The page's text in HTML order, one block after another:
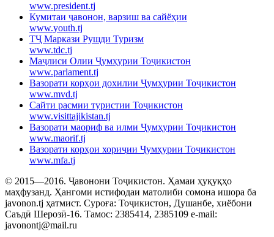
www.president.tj
Кумитаи ҷавонон, варзиш ва сайёҳии
www.youth.tj
ТҶ Маркази Рушди Туризм
www.tdc.tj
Маҷлиси Олии Ҷумҳурии Тоҷикистон
www.parlament.tj
Вазорати корҳои дохилии Ҷумҳурии Тоҷикистон
www.mvd.tj
Сайти расмии туристии Тоҷикистон
www.visittajikistan.tj
Вазорати маориф ва илми Ҷумҳурии Тоҷикистон
www.maorif.tj
Вазорати корҳои хориҷии Ҷумҳурии Тоҷикистон
www.mfa.tj
© 2015—2016. Ҷавонони Тоҷикистон. Ҳамаи ҳуқуқҳо
маҳфузанд. Ҳангоми истифодаи матолиби сомона ишора ба
javonon.tj ҳатмист. Суроға: Тоҷикистон, Душанбе, хиёбони
Саъдӣ Шерозӣ-16. Тамос: 2385414, 2385109 e-mail:
javonontj@mail.ru